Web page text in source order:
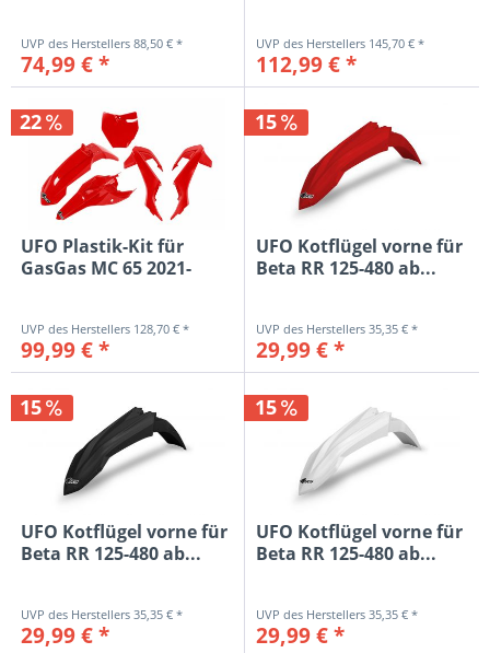
88,50 € *
74,99 € *
145,70 € *
112,99 € *
22
UFO Plastik-Kit für
GasGas MC 65 2021-
128,70 € *
99,99 € *
15
UFO Kotflügel vorne für
Beta RR 125-480 ab...
35,35 € *
29,99 € *
15
UFO Kotflügel vorne für
Beta RR 125-480 ab...
35,35 € *
29,99 € *
15
UFO Kotflügel vorne für
Beta RR 125-480 ab...
35,35 € *
29,99 € *